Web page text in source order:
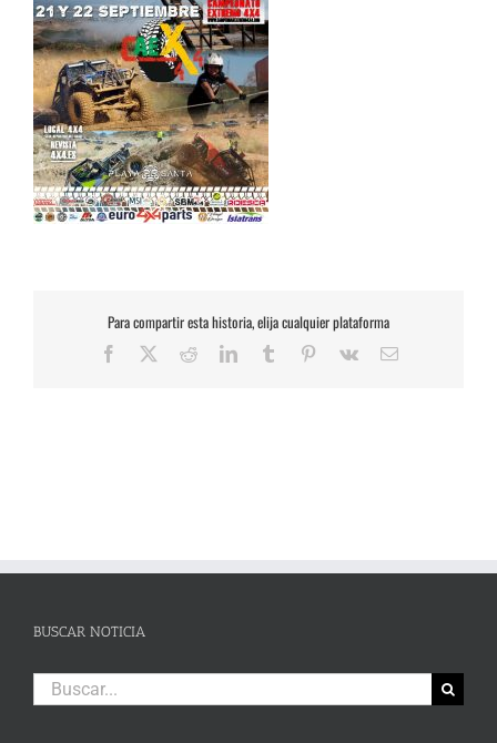
Para compartir esta historia, elija cualquier plataforma
Facebook RedditLinkedInTumblr Pinterest
Vk
Correo
BUSCAR NOTICIA
Buscar: